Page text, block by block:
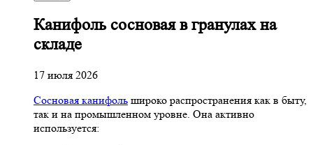
Канифоль сосновая в гранулах на
складе
17 июля 2026
Сосновая канифоль широко распространения как в быту,
так и на промышленном уровне. Она активно
используется: